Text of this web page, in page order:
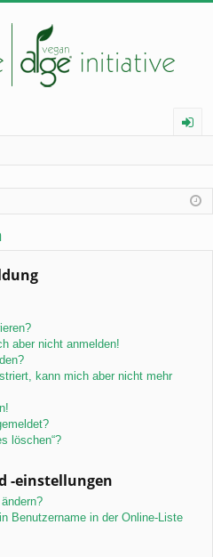
el
aber nicht anmelden!
kann mich aber nicht mehr
löschen“?
-einstellungen
Benutzername in der Online-Liste